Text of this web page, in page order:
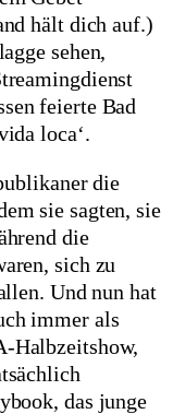
hält dich auf.)
sehen,
feierte Bad
loca‘.
die
sie sagten, sie
die
sich zu
Und nun hat
immer als
Halbzeitshow,
das junge